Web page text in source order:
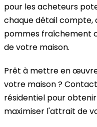
pour les acheteurs
chaque détail compte,
pommes fraîchement
de votre maison.
Prêt à mettre en
votre maison ?
résidentiel pour
maximiser l'attrait de